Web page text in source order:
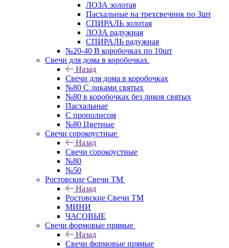
ЛОЗА золотая
Пасхальные на трехсвечник по 3шт
СПИРАЛЬ золотая
ЛОЗА радужная
СПИРАЛЬ радужная
№20-40 В коробочках по 10шт
Свечи для дома в коробочках
Назад
Свечи для дома в коробочках
№80 С ликами святых
№80 в коробочках без ликов святых
Пасхальные
С прополисом
№80 Цветные
Свечи сорокоустные
Назад
Свечи сорокоустные
№80
№50
Ростовские Свечи ТМ
Назад
Ростовские Свечи ТМ
МИНИ
ЧАСОВЫЕ
Свечи формовые прямые
Назад
Свечи формовые прямые